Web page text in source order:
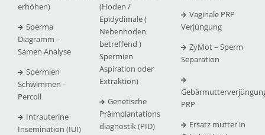
erhöhen)
Sperma
Diagramm –
Samen Analyse
Spermien
Schwimmen –
Percoll
Intrauterine
Insemination (IUI)
(Hoden /
Epidydimale (
Nebenhoden
betreffend )
Spermien
Aspiration oder
Extraktion)
Genetische
Präimplantations
diagnostik (PID)
Vaginale PRP
Verjüngung
ZyMot – Sperm
Separation
PRP
Ersatz mutter in